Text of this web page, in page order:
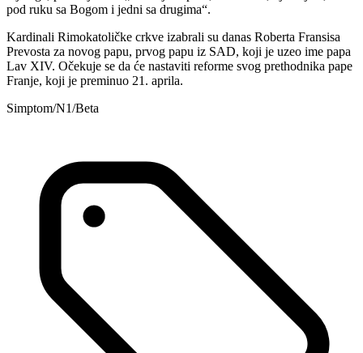
pod ruku sa Bogom i jedni sa drugima“.
Kardinali Rimokatoličke crkve izabrali su danas Roberta Fransisa
Prevosta za novog papu, prvog papu iz SAD, koji je uzeo ime papa
Lav XIV. Očekuje se da će nastaviti reforme svog prethodnika pape
Franje, koji je preminuo 21. aprila.
Simptom/N1/Beta